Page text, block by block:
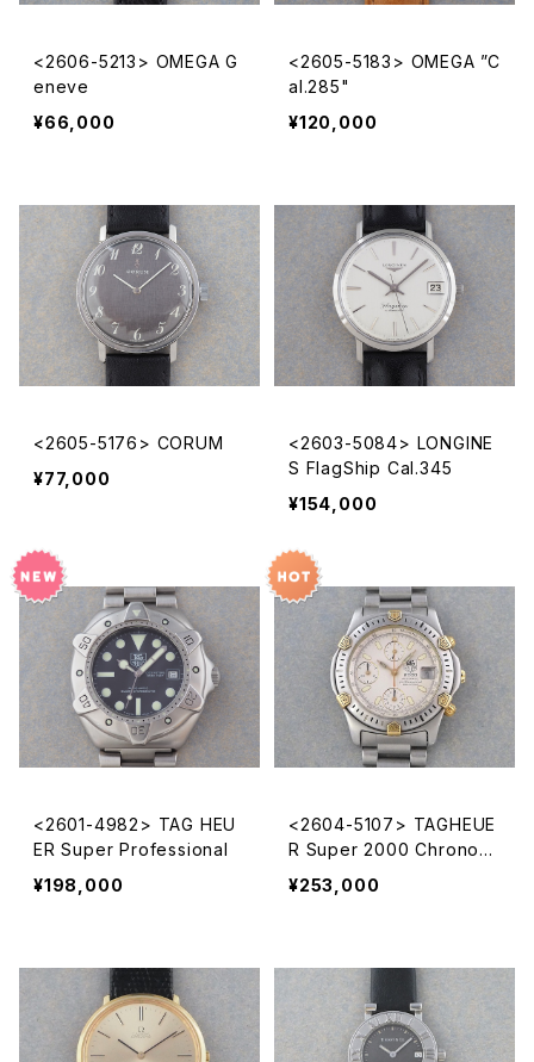
<2606-5213> OMEGA G
eneve
¥66,000
<2605-5183> OMEGA ”C
al.285"
¥120,000
<2605-5176> CORUM
¥77,000
<2603-5084> LONGINE
S FlagShip Cal.345
¥154,000
<2601-4982> TAG HEU
ER Super Professional
¥198,000
<2604-5107> TAGHEUE
R Super 2000 Chronogr
aph
¥253,000